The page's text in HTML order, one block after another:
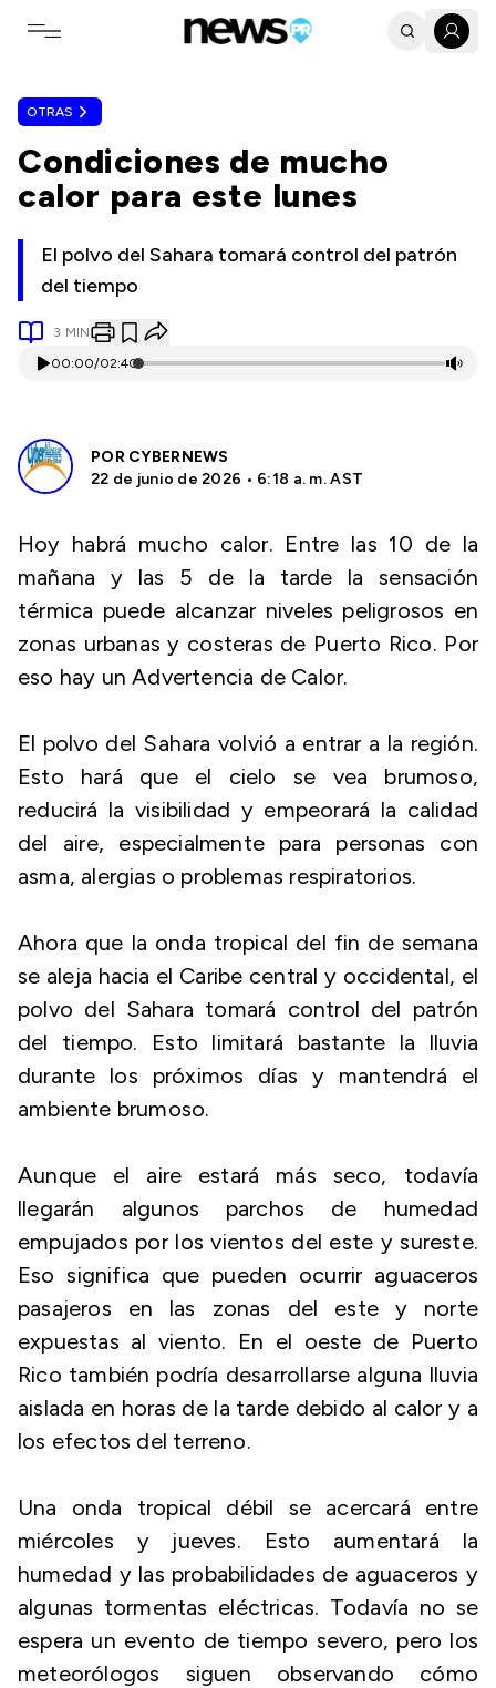
Toggle navigation menu
OTRAS
Condiciones de mucho
calor para este lunes
El polvo del Sahara tomará control del patrón
del tiempo
3 MIN
00:00/02:40
POR CYBERNEWS
22 de junio de 2026 • 6:18 a. m. AST
Hoy habrá mucho calor. Entre las 10 de la
mañana y las 5 de la tarde la sensación
térmica puede alcanzar niveles peligrosos en
zonas urbanas y costeras de Puerto Rico. Por
eso hay un Advertencia de Calor.
El polvo del Sahara volvió a entrar a la región.
Esto hará que el cielo se vea brumoso,
reducirá la visibilidad y empeorará la calidad
del aire, especialmente para personas con
asma, alergias o problemas respiratorios.
Ahora que la onda tropical del fin de semana
se aleja hacia el Caribe central y occidental, el
polvo del Sahara tomará control del patrón
del tiempo. Esto limitará bastante la lluvia
durante los próximos días y mantendrá el
ambiente brumoso.
Aunque el aire estará más seco, todavía
llegarán algunos parchos de humedad
empujados por los vientos del este y sureste.
Eso significa que pueden ocurrir aguaceros
pasajeros en las zonas del este y norte
expuestas al viento. En el oeste de Puerto
Rico también podría desarrollarse alguna lluvia
aislada en horas de la tarde debido al calor y a
los efectos del terreno.
Una onda tropical débil se acercará entre
miércoles y jueves. Esto aumentará la
humedad y las probabilidades de aguaceros y
algunas tormentas eléctricas. Todavía no se
espera un evento de tiempo severo, pero los
meteorólogos siguen observando cómo